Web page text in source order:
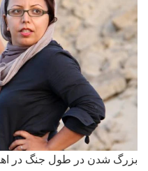
بزرگ شدن در طول جنگ در